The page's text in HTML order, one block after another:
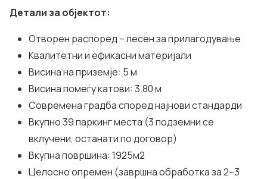
Детали за објектот:
Отворен распоред – лесен за прилагодување
Квалитетни и ефикасни материјали
Висина на приземје: 5 м
Висина помеѓу катови: 3.80 м
Современа градба според најнови стандарди
Вкупно 39 паркинг места (3 подземни се
вклучени, останати по договор)
Вкупна површина: 1925м2
Целосно опремен (завршна обработка за 2–3